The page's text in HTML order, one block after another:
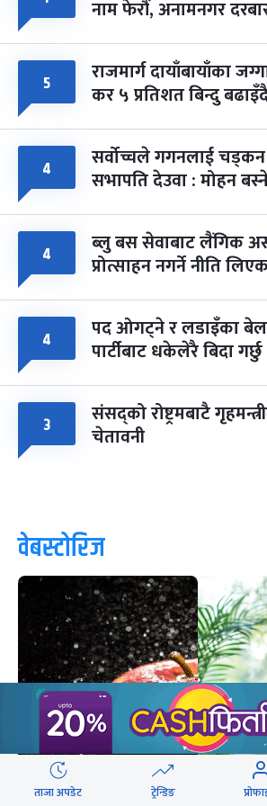
नाम फेरौं, अनामनगर
५ राजमार्ग दायाँबायाँका
कर ५ प्रतिशत बिन्दु
४ सर्वोच्चले गगनलाई
सभापति देउवा : मोहन
४ ब्लु बस सेवाबाट लैंगिक
प्रोत्साहन नगर्ने नीति
४ पद ओगट्ने र लडाइँका
पार्टीबाट धकेलेरै बिदा
३ संसद्को रोष्ट्रमबाटै
चेतावनी
वेबस्टोरिज
ताजा अपडेट ट्रेन्डिङ